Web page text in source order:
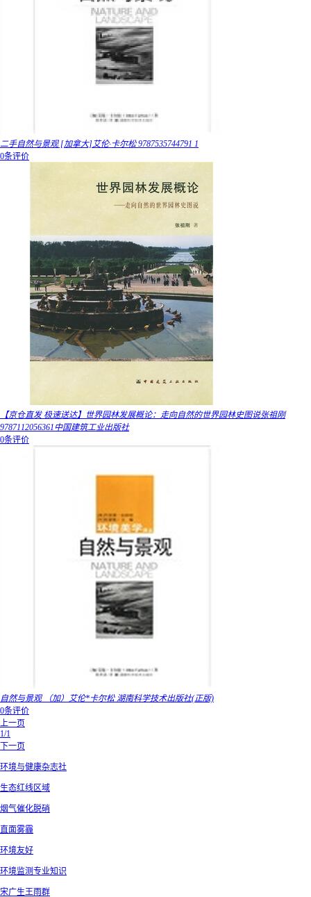
二手自然与景观 [加拿大]艾伦·卡尔松 9787535744791 1
0条评价
【京仓直发 极速送达】世界园林发展概论：走向自然的世界园林史图说张祖刚
9787112056361中国建筑工业出版社
0条评价
自然与景观 （加）艾伦*卡尔松 湖南科学技术出版社(正版)
0条评价
上一页
1/1
下一页
环境与健康杂志社
生态红线区域
烟气催化脱硝
直面雾霾
环境友好
环境监测专业知识
宋广生王雨群